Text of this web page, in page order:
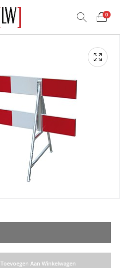
0
Toevoegen Aan Winkelwagen